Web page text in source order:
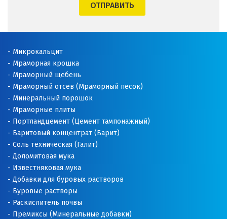
ОТПРАВИТЬ
Микрокальцит
Мраморная крошка
Мраморный щебень
Мраморный отсев (Мраморный песок)
Минеральный порошок
Мраморные плиты
Портландцемент (Цемент тампонажный)
Баритовый концентрат (Барит)
Соль техническая (Галит)
Доломитовая мука
Известняковая мука
Добавки для буровых растворов
Буровые растворы
Раскислитель почвы
Премиксы (Минеральные добавки)